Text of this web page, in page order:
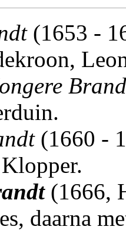
(1653 -
(1660 -
(1666,
daarna